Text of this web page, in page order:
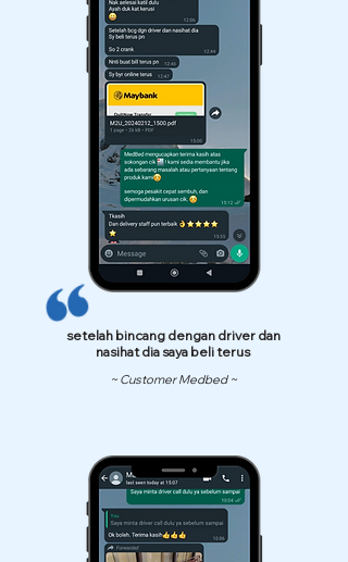
setelah bincang dengan driver dan
nasihat dia saya beli terus
~ Customer Medbed ~